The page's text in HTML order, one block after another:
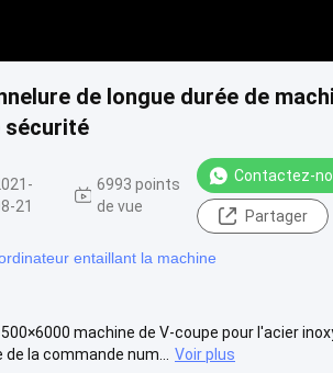
de longue durée de
sécurité
21
6993 points
de vue
Contactez-
Partager
entaillant la machine
machine de V-coupe pour l'acier
la commande num...
Voir plus